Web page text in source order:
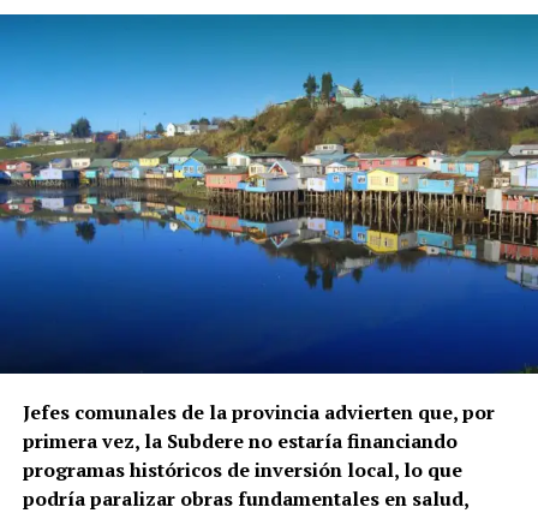
Jefes comunales de la provincia advierten que, por
primera vez, la Subdere no estaría financiando
programas históricos de inversión local, lo que
podría paralizar obras fundamentales en salud,